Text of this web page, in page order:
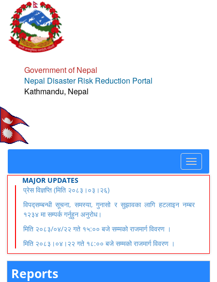
Government of Nepal
Nepal Disaster Risk Reduction Portal
Kathmandu, Nepal
Toggle
MAJOR UPDATES
प्रेस विज्ञप्ति (मिति २०८३।०३।२६)
विपद्सम्बन्धी सूचना, समस्या, गुनासो र सुझावका लागि हटलाइन नम्बर
१२३४ मा सम्पर्क गर्नुहुन अनुरोध।
मिति २०८३/०४/२२ गते १५:०० बजे सम्मको राजमार्ग विवरण ।
मिति २०८३।०४।२२ गते १८:०० बजे सम्मको राजमार्ग विवरण ।
Reports